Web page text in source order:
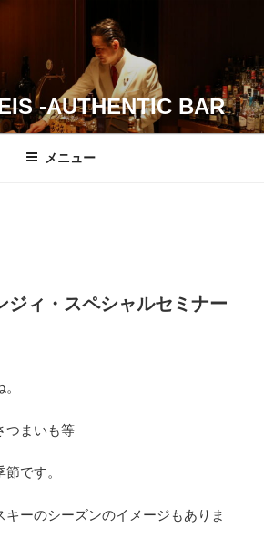
-AUTHENTIC BAR
メニュー
ジィ・スペシャルセミナー
つまいも等
です。
キーのシーズンのイメージもありま